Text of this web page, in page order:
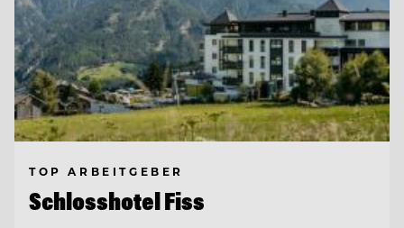
TOP ARBEITGEBER
Schlosshotel Fiss